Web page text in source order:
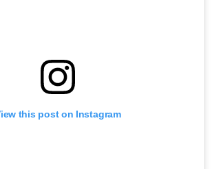
this post on Instagram